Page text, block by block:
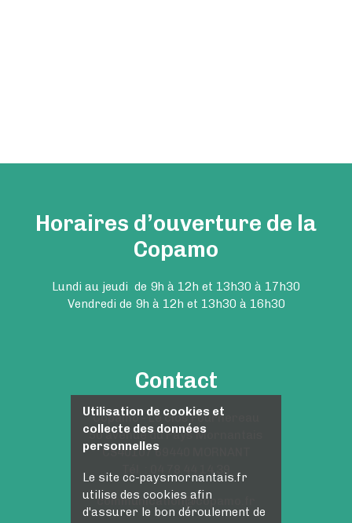
Horaires d’ouverture de la
Copamo
Lundi au jeudi de 9h à 12h et 13h30 à 17h30
Vendredi de 9h à 12h et 13h30 à 16h30
Contact
Copamo - Le clos Fournereau
50 avenue du Pays Mornantais
CS40107 69440 MORNANT
Tél. : 04 78 44 14 39
communication@copamo.fr
Utilisation de cookies et
collecte des données
personnelles
Le site cc-paysmornantais.fr
utilise des cookies afin
d'assurer le bon déroulement de